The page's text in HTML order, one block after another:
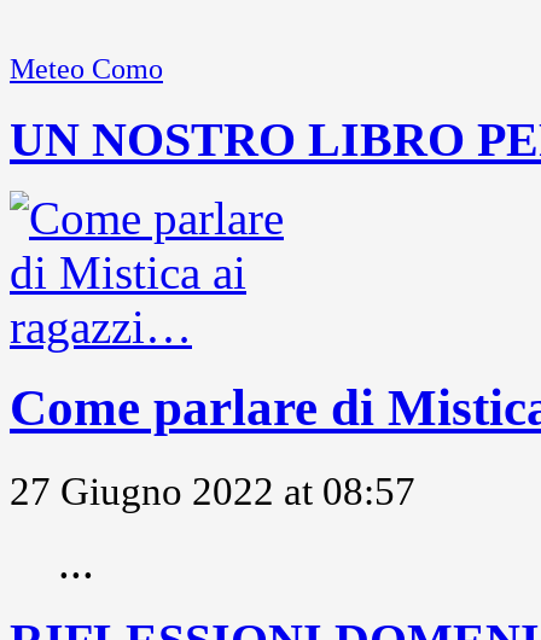
Meteo Como
UN NOSTRO LIBRO
Come parlare di
27 Giugno 2022 at 08:57
...